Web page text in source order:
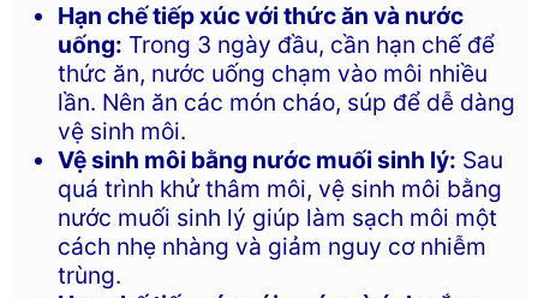
Hạn chế tiếp xúc với thức ăn và nước
uống: Trong 3 ngày đầu, cần hạn chế để
thức ăn, nước uống chạm vào môi nhiều
lần. Nên ăn các món cháo, súp để dễ dàng
vệ sinh môi.
Vệ sinh môi bằng nước muối sinh lý: Sau
quá trình khử thâm môi, vệ sinh môi bằng
nước muối sinh lý giúp làm sạch môi một
cách nhẹ nhàng và giảm nguy cơ nhiễm
trùng.